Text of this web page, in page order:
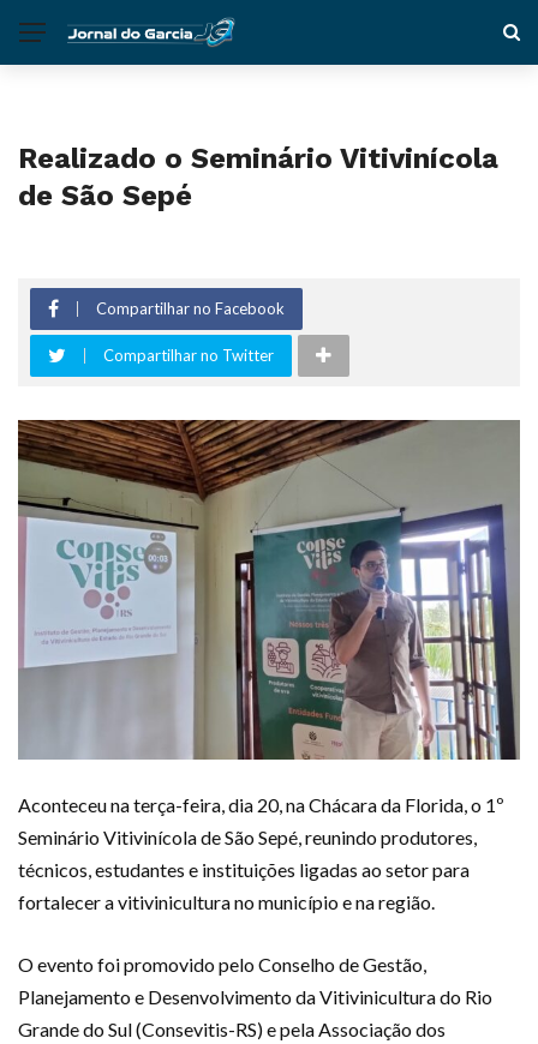
Realizado o Seminário Vitivinícola
de São Sepé
Compartilhar no Facebook
Compartilhar no Twitter
Aconteceu na terça-feira, dia 20, na Chácara da Florida, o 1º
Seminário Vitivinícola de São Sepé, reunindo produtores,
técnicos, estudantes e instituições ligadas ao setor para
fortalecer a vitivinicultura no município e na região.
O evento foi promovido pelo Conselho de Gestão,
Planejamento e Desenvolvimento da Vitivinicultura do Rio
Grande do Sul (Consevitis-RS) e pela Associação dos